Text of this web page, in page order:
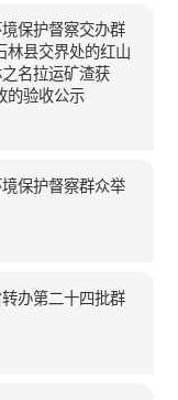
保护督察交办群
林县交界处的红山
名拉运矿渣获
的验收公示
保护督察群众举
办第二十四批群